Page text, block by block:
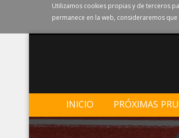
Utilizamos cookies propias y de terceros
permanece en la web, consideraremos
INICIO PRÓXIMAS